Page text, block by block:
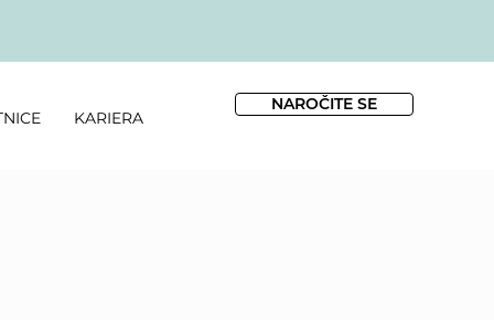
KARIERA
NAROČITE SE